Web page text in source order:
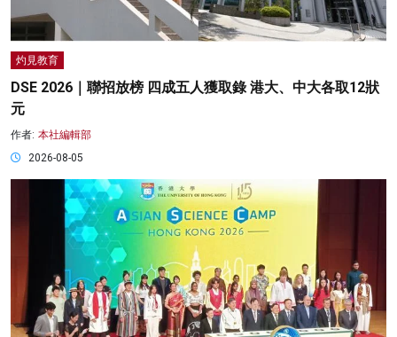
灼見教育
DSE 2026｜聯招放榜 四成五人獲取錄 港大、中大各取12狀
元
作者: 本社編輯部
2026-08-05